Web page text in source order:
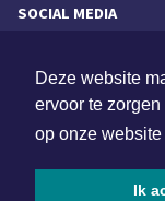
Deze website
ervoor te
op onze website
Ik
SOCIAL MEDIA
NIEUWSBRIEF
Schrijf je in voor